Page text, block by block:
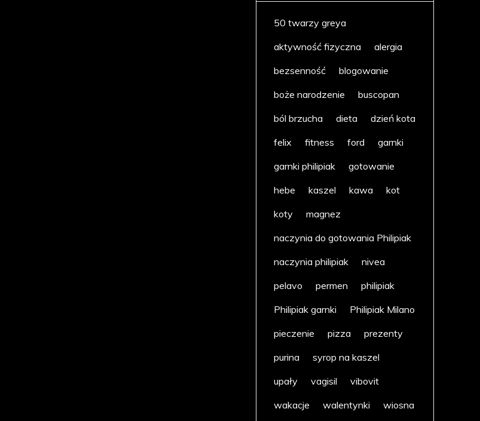
50 twarzy greya
aktywność fizyczna
alergia
bezsenność
blogowanie
boże narodzenie
buscopan
ból brzucha
dieta
dzień kota
felix
fitness ford
garnki
garnki philipiak
gotowanie
hebe
kaszel kawa
kot
koty
magnez
naczynia do gotowania Philipiak
naczynia philipiak
nivea
pelavo
permen
philipiak
Philipiak garnki
Philipiak Milano
pieczenie
pizza
prezenty
purina
syrop na kaszel
upały
vagisil
vibovit
wakacje
walentynki wiosna